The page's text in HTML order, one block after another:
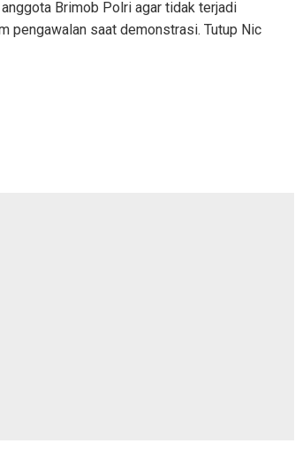
Brimob Polri agar tidak terjadi
pengawalan saat demonstrasi. Tutup Nic